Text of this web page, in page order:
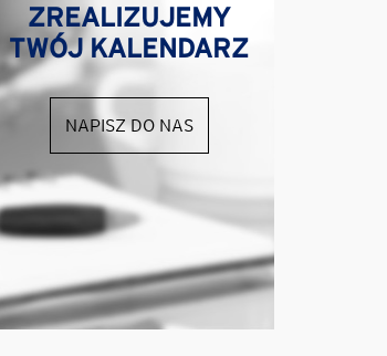
ZREALIZUJEMY
TWÓJ KALENDARZ
NAPISZ DO NAS